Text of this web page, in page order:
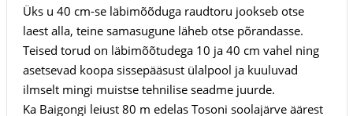
Üks u 40 cm-se läbimõõduga raudtoru jookseb otse
laest alla, teine samasugune läheb otse põrandasse.
Teised torud on läbimõõtudega 10 ja 40 cm vahel ning
asetsevad koopa sissepääsust ülalpool ja kuuluvad
ilmselt mingi muistse tehnilise seadme juurde.
Ka Baigongi leiust 80 m edelas Tosoni soolajärve äärest